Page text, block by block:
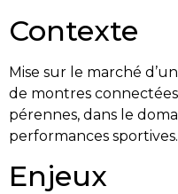
Contexte
Mise sur le marché
de montres
pérennes, dans le
performances sportives.
Enjeux